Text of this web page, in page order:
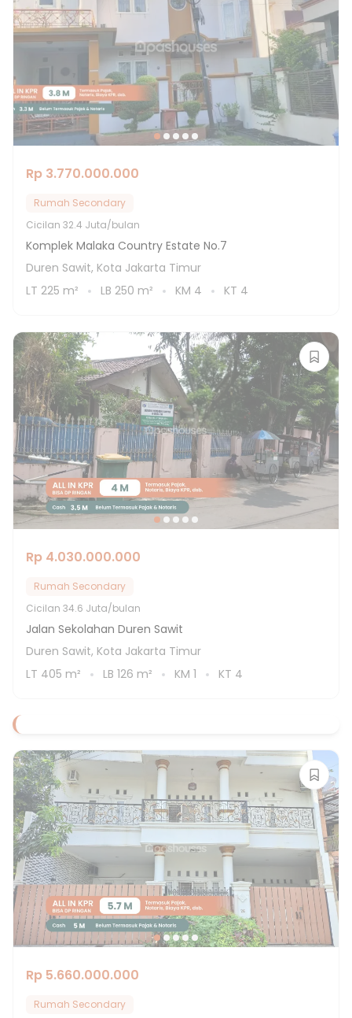
Rp 3.770.000.000
Rumah Secondary
Cicilan 32.4 Juta/bulan
Komplek Malaka Country Estate No.7
Duren Sawit, Kota Jakarta Timur
LT 225 m² LB 250 m² KM 4 KT 4
Rp 4.030.000.000
Rumah Secondary
Cicilan 34.6 Juta/bulan
Jalan Sekolahan Duren Sawit
Duren Sawit, Kota Jakarta Timur
LT 405 m² LB 126 m² KM 1 KT 4
Rp 5.660.000.000
Rumah Secondary